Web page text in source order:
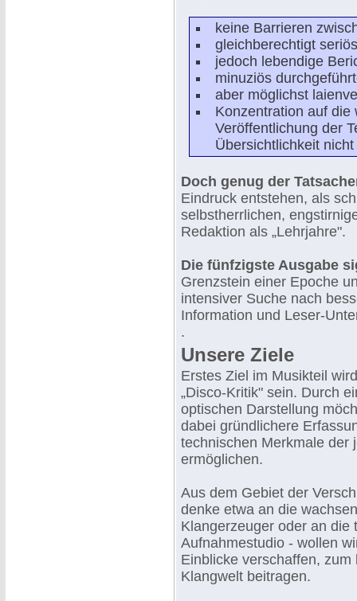
keine Barrieren
gleichberechtigt
jedoch lebendige
minuziös
aber möglichst
Konzentration auf die
Veröffentlichung der
Übersichtlichkeit
Doch genug der
Eindruck entstehen, als
selbstherrlichen,
Redaktion als „Lehrjahre".
Die fünfzigste Ausgabe
Grenzstein einer Epoche
intensiver Suche nach
Information und Leser-
.
Unsere Ziele
Erstes Ziel im Musikteil
„Disco-Kritik" sein. Durch
optischen Darstellung
dabei gründlichere
technischen Merkmale der
ermöglichen.
Aus dem Gebiet der
denke etwa an die
Klangerzeuger oder an die
Aufnahmestudio - wollen
Einblicke verschaffen, zum
Klangwelt beitragen.